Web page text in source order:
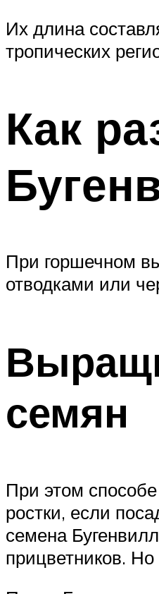
Их длина
тропических
Как
При горшечном
отводками или
семян
При этом
ростки, если
семена
прицветников.